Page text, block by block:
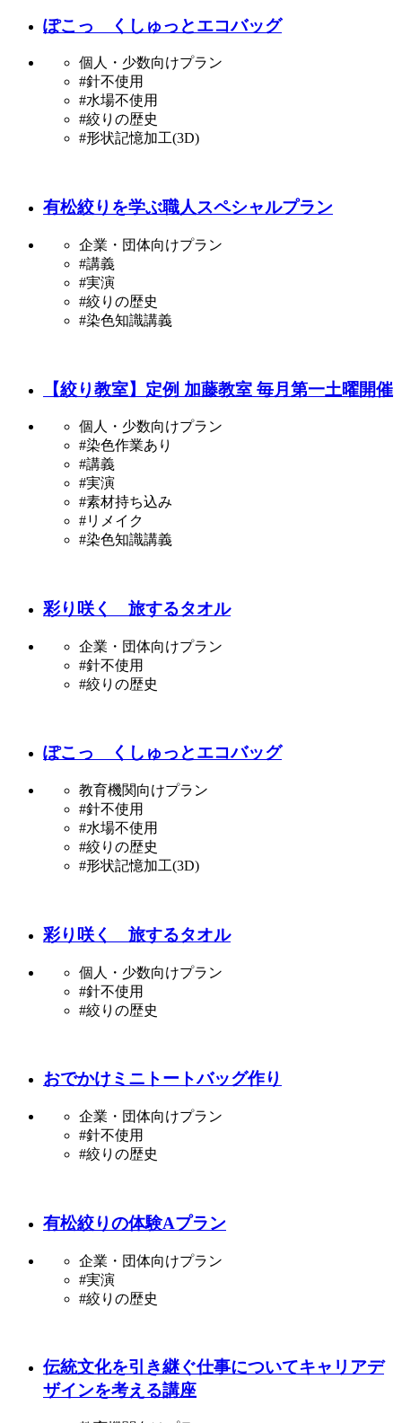
ぽこっ くしゅっとエコバッグ
個人・少数向けプラン
#針不使用
#水場不使用
#絞りの歴史
#形状記憶加工(3D)
有松絞りを学ぶ職人スペシャルプラン
企業・団体向けプラン
#講義
#実演
#絞りの歴史
#染色知識講義
【絞り教室】定例 加藤教室 毎月第一土曜開催
個人・少数向けプラン
#染色作業あり
#講義
#実演
#素材持ち込み
#リメイク
#染色知識講義
彩り咲く 旅するタオル
企業・団体向けプラン
#針不使用
#絞りの歴史
ぽこっ くしゅっとエコバッグ
教育機関向けプラン
#針不使用
#水場不使用
#絞りの歴史
#形状記憶加工(3D)
彩り咲く 旅するタオル
個人・少数向けプラン
#針不使用
#絞りの歴史
おでかけミニトートバッグ作り
企業・団体向けプラン
#針不使用
#絞りの歴史
有松絞りの体験Aプラン
企業・団体向けプラン
#実演
#絞りの歴史
伝統文化を引き継ぐ仕事についてキャリアデ
ザインを考える講座